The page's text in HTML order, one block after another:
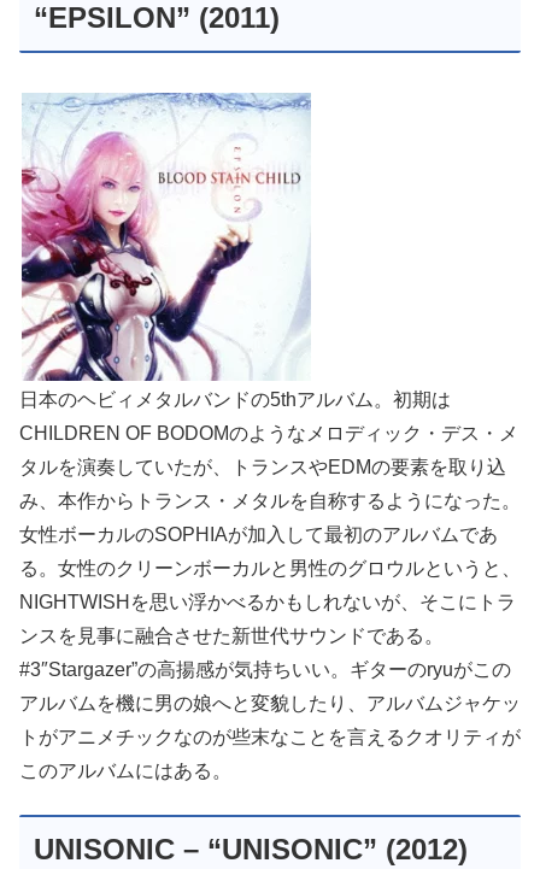
“EPSILON” (2011)
日本のヘビィメタルバンドの5thアルバム。初期は
CHILDREN OF BODOMのようなメロディック・デス・メ
タルを演奏していたが、トランスやEDMの要素を取り込
み、本作からトランス・メタルを自称するようになった。
女性ボーカルのSOPHIAが加入して最初のアルバムであ
る。女性のクリーンボーカルと男性のグロウルというと、
NIGHTWISHを思い浮かべるかもしれないが、そこにトラ
ンスを見事に融合させた新世代サウンドである。
#3″Stargazer”の高揚感が気持ちいい。ギターのryuがこの
アルバムを機に男の娘へと変貌したり、アルバムジャケッ
トがアニメチックなのが些末なことを言えるクオリティが
このアルバムにはある。
UNISONIC – “UNISONIC” (2012)